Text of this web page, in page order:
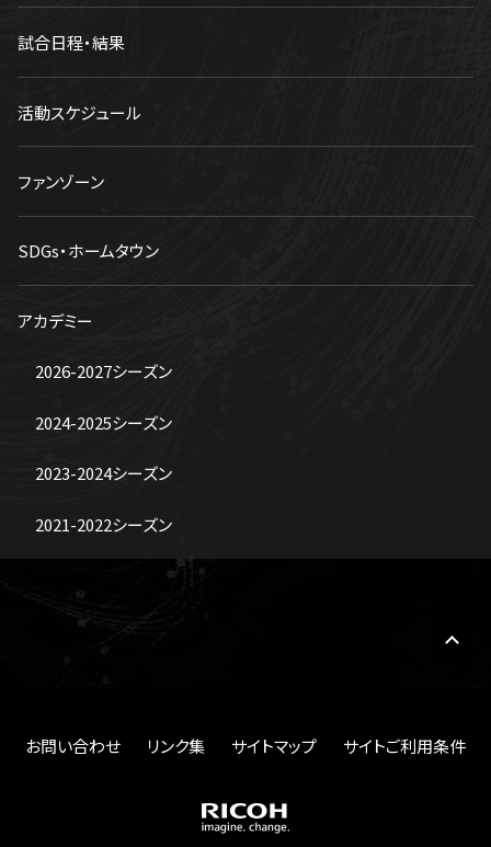
試合日程・結果
活動スケジュール
ファンゾーン
SDGs・ホームタウン
アカデミー
2026-2027シーズン
2024-2025シーズン
2023-2024シーズン
2021-2022シーズン
お問い合わせ リンク集 サイトマップ サイトご利用条件